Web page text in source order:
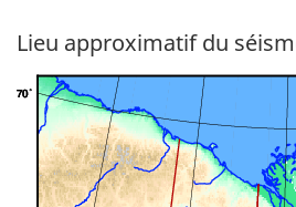
Lieu approximatif du